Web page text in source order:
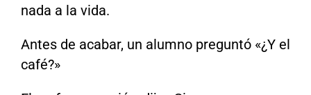
nada a la vida.
Antes de acabar, un alumno preguntó «¿Y el
café?»